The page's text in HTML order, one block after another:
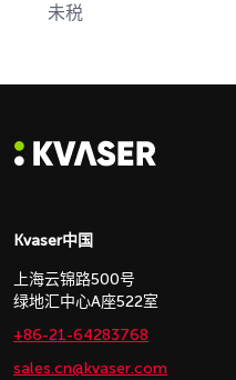
未税
Kvaser中国
上海云锦路500号
绿地汇中心A座522室
+86-21-64283768
sales.cn@kvaser.com